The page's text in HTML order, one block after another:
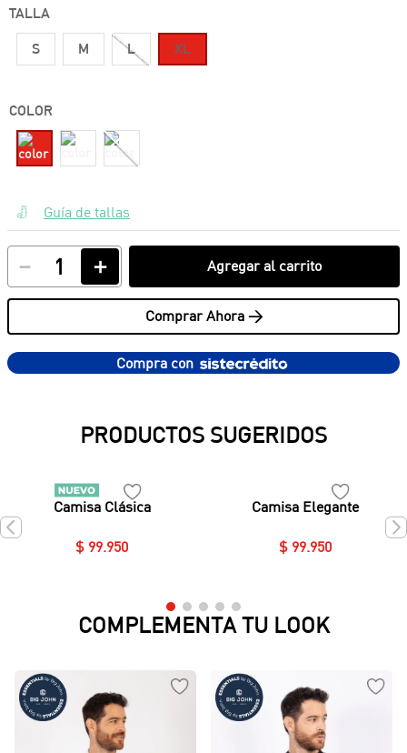
TALLA
S M L XL
COLOR
Guía de tallas
＋
－ Agregar al carrito
Comprar Ahora >
Compra con
PRODUCTOS SUGERIDOS
$ 99.950 $ 99.950